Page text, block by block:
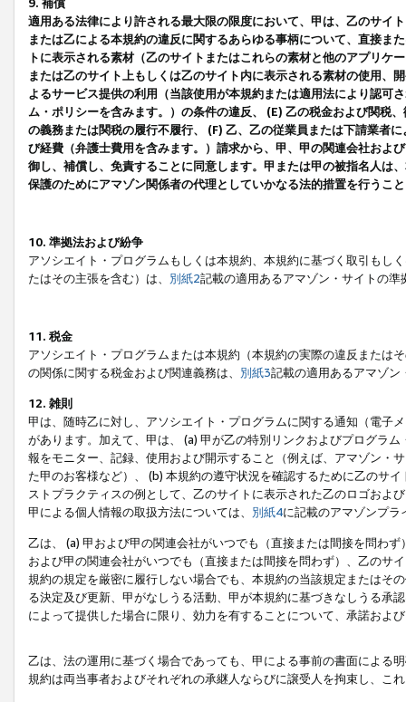
9. 補償
適用ある法律により許される最大限の限度において、甲は、乙のサイ
または乙による本規約の違反に関するあらゆる事柄について、直接ま
トに表示される素材（乙のサイトまたはこれらの素材と他のアプリ
または乙のサイト上もしくは乙のサイト内に表示される素材の使用、
よるサービス提供の利用（当該使用が本規約または適用法により認可
ム・ポリシーを含みます。）の条件の違反、 (E) 乙の税金および関税
の義務または関税の履行不履行、 (F) 乙、乙の従業員または下請業者
び経費（弁護士費用を含みます。）請求から、甲、甲の関連会社およ
御し、補償し、免責することに同意します。甲または甲の被指名人は
保護のためにアマゾン関係者の代理としていかなる法的措置を行うこ
10. 準拠法および紛争
アソシエイト・プログラムもしくは本規約、本規約に基づく取引もし
たはその主張を含む）は、 別紙2記載の適用あるアマゾン・サイトの
11. 税金
アソシエイト・プログラムまたは本規約（本規約の実際の違反または
の関係に関する税金および関連義務は、 別紙3記載の適用あるアマゾン
12. 雑則
甲は、随時乙に対し、アソシエイト・プログラムに関する通知（電子
があります。加えて、甲は、 (a) 甲が乙の特別リンクおよびプログラ
報をモニター、記録、使用および開示すること（例えば、アマゾン・
た甲のお客様など）、 (b) 本規約の遵守状況を確認するために乙のサ
ストプラクティスの例として、乙のサイトに表示された乙のロゴおよ
甲による個人情報の取扱方法については、 別紙4に記載のアマゾンプ
乙は、 (a) 甲および甲の関連会社がいつでも（直接または間接を問わ
および甲の関連会社がいつでも（直接または間接を問わず）、乙のサ
規約の規定を厳密に履行しない場合でも、本規約の当該規定またはそ
る決定及び更新、甲がなしうる活動、甲が本規約に基づきなしうる承
によって提供した場合に限り、効力を有することについて、承諾およ
乙は、法の運用に基づく場合であっても、甲による事前の書面による
規約は両当事者およびそれぞれの承継人ならびに譲受人を拘束し、こ